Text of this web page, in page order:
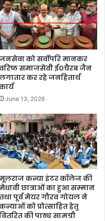
को सर्वोपरि मानकर
समाजसेवी ई०चैरब जैन
कर रहे जनहितार्थ
June 13, 2026
कन्या इंटर कॉलेज की
छात्राओं का हुआ सम्मान
पूर्व मेयर गौरव गोयल ने
को प्रोत्साहित हेतु
की पाठ्य सामग्री